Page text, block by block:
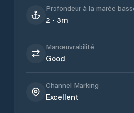
Profondeur à la marée
2 - 3m
Manœuvrabilité
Good
Channel Marking
Excellent